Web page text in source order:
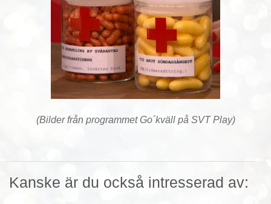
(Bilder från programmet Go´kväll på SVT Play)
Kanske är du också intresserad av: